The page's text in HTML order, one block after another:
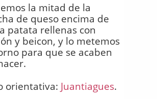
la mitad de la
de queso encima de
patata rellenas con
y beicon, y lo metemos
para que se acaben
orientativa: Juantiagues.